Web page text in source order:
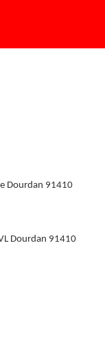
Dourdan 91410
Dourdan 91410